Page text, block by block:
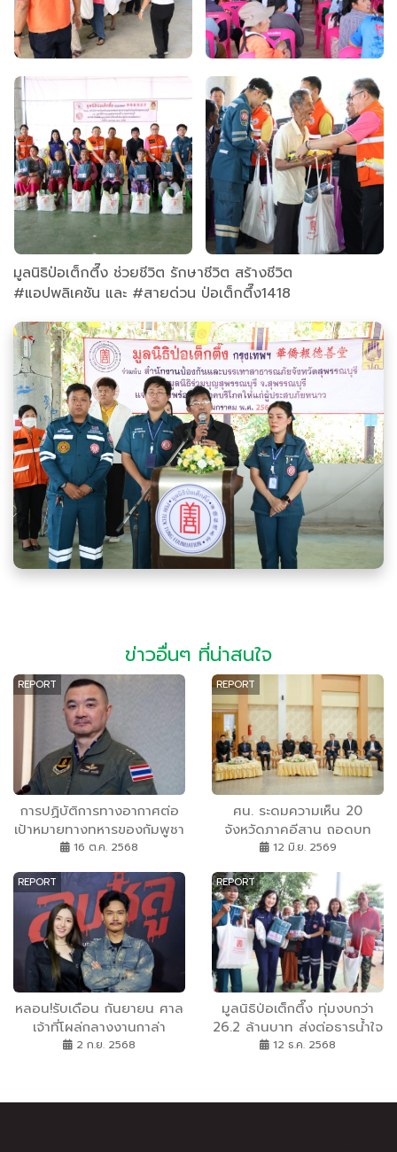
มูลนิธิป่อเต็กตึ๊ง ช่วยชีวิต รักษาชีวิต สร้างชีวิต
#แอปพลิเคชัน และ #สายด่วน ป่อเต็กตึ๊ง1418
ข่าวอื่นๆ ที่น่าสนใจ
REPORT
การปฏิบัติการทางอากาศต่อ
เป้าหมายทางทหารของกัมพูชา
เป็นไปตามสิทธิป้องกันตนเอง
16 ต.ค. 2568
REPORT
ศน. ระดมความเห็น 20
จังหวัดภาคอีสาน ถอดบท
เรียนขับเคลื่อนคุณธรรม วาง
ระยะที่ 3 สู่สังคมคุณธรรม
อย่างยั่งยืน
12 มิ.ย. 2569
REPORT
หลอน!รับเดือน กันยายน ศาล
เจ้าที่โผล่กลางงานกาล่า
พรีเมียร์ภาพยนตร์ “ลบหลู่”
คับคั่ง
2 ก.ย. 2568
REPORT
มูลนิธิป่อเต็กตึ๊ง ทุ่มงบกว่า
26.2 ล้านบาท ส่งต่อธารน้ำใจ
ต้านภัยหนาว ลงพื้นที่แจกจ่าย
ภัยหนาวในถิ่นทุรกันดารรวม 4
12 ธ.ค. 2568